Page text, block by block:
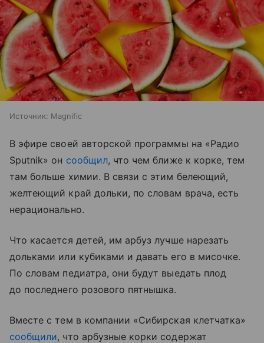
Источник: Magnific
В эфире своей авторской программы на «Радио
Sputnik» он сообщил, что чем ближе к корке, тем
там больше химии. В связи с этим белеющий,
желтеющий край дольки, по словам врача, есть
нерационально.
Что касается детей, им арбуз лучше нарезать
дольками или кубиками и давать его в мисочке.
По словам педиатра, они будут выедать плод
до последнего розового пятнышка.
Вместе с тем в компании «Сибирская клетчатка»
сообщили, что арбузные корки содержат